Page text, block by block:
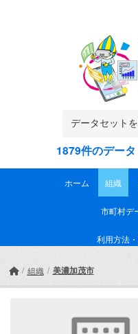
1879件のデー
ホーム 組織
市町村デ
利用方法
組織 美濃加茂市